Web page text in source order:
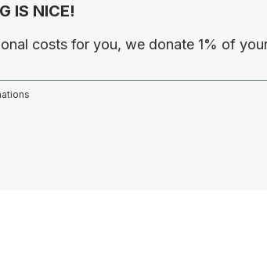
IS NICE!
costs for you, we donate 1% of